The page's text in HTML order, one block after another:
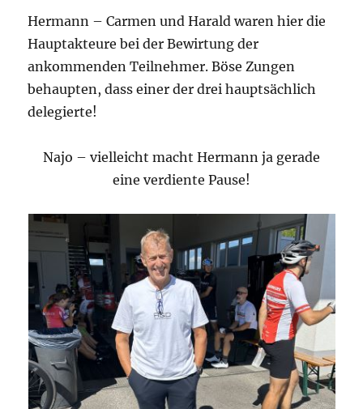
Hermann – Carmen und Harald waren hier die
Hauptakteure bei der Bewirtung der
ankommenden Teilnehmer. Böse Zungen
behaupten, dass einer der drei hauptsächlich
delegierte!
Najo – vielleicht macht Hermann ja gerade
eine verdiente Pause!